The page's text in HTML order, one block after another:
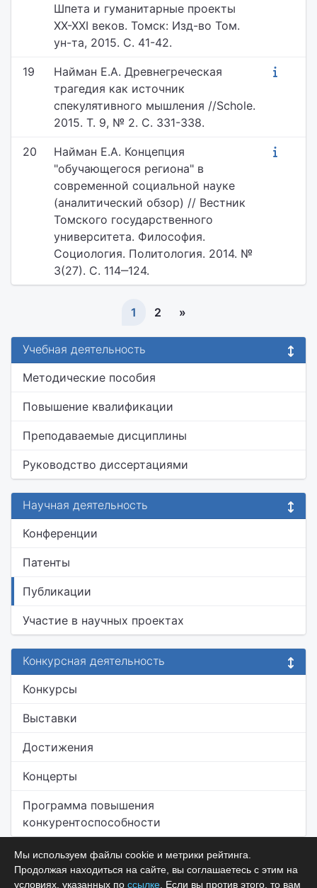
Шпета и гуманитарные проекты
ХХ-ХХI веков. Томск: Изд-во Том.
ун-та, 2015. С. 41-42.
19
Найман Е.А. Древнегреческая
трагедия как источник
спекулятивного мышления //Schole.
2015. Т. 9, № 2. С. 331-338.
20
Найман Е.А. Концепция
"обучающегося региона" в
современной социальной науке
(аналитический обзор) // Вестник
Томского государственного
университета. Философия.
Социология. Политология. 2014. №
3(27). С. 114‒124.
1 2 »
Учебная деятельность
Методические пособия
Повышение квалификации
Преподаваемые дисциплины
Руководство диссертациями
Научная деятельность
Конференции
Патенты
Публикации
Участие в научных проектах
Конкурсная деятельность
Конкурсы
Выставки
Достижения
Концерты
Программа повышения
конкурентоспособности
Мы используем файлы cookie и метрики рейтинга.
Продолжая находиться на сайте, вы соглашаетесь с этим на
условиях, указанных по ссылке . Если вы против этого, то вам